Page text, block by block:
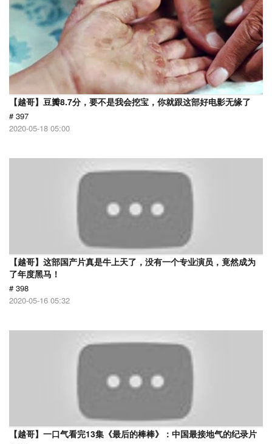
【越哥】豆瓣8.7分，要不是我会挖宝，你就跟这部好电影无缘了
# 397
2020-05-18 05:00
【越哥】这部国产片真是牛上天了，没有一个专业演员，竟然成为
了年度黑马！
# 398
2020-05-16 05:32
【越哥】一口气看完13集《最后的棒棒》：中国最接地气的纪录片